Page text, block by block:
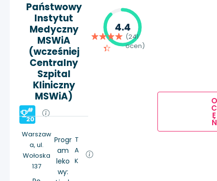
Państwowy
Instytut
Medyczny
MSWiA
(wcześniej
Centralny
Szpital
Kliniczny
MSWiA)
#
20
Warszaw
a, ul.
Wołoska
137
Progr
am
leko
wy:
T
A
K
4.4
(241
ocen)
O
C
E
Ń